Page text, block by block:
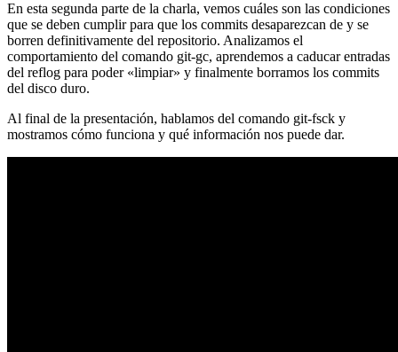
En esta segunda parte de la charla, vemos cuáles son las condiciones
que se deben cumplir para que los commits desaparezcan de y se
borren definitivamente del repositorio. Analizamos el
comportamiento del comando git-gc, aprendemos a caducar entradas
del reflog para poder «limpiar» y finalmente borramos los commits
del disco duro.
Al final de la presentación, hablamos del comando git-fsck y
mostramos cómo funciona y qué información nos puede dar.